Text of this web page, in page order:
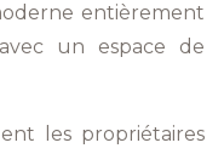
entièrement
un espace de
les propriétaires